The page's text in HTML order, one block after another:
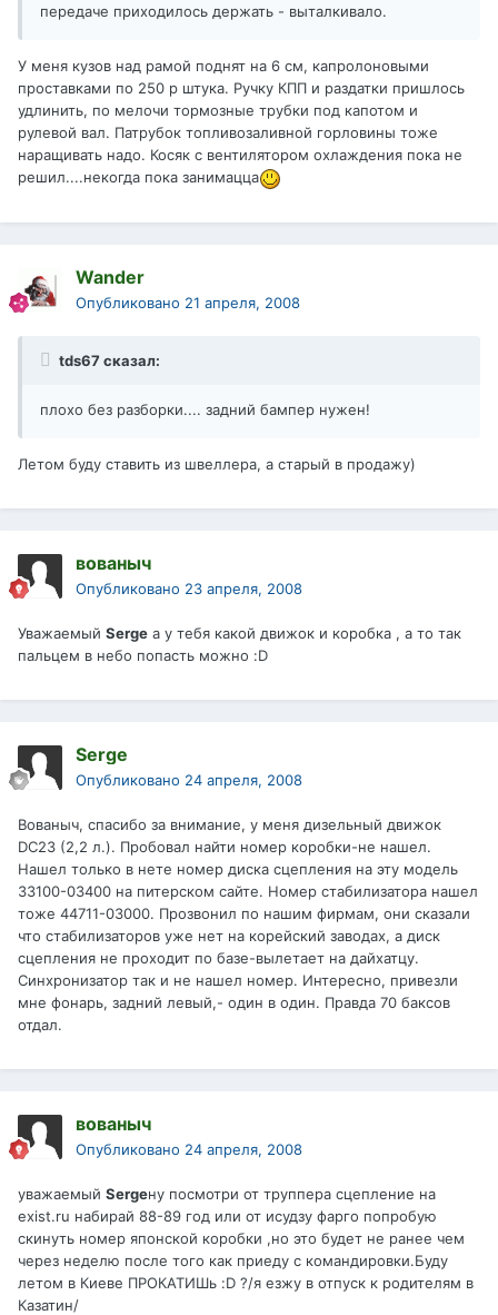
передаче приходилось держать - выталкивало.
У меня кузов над рамой поднят на 6 см, капролоновыми
проставками по 250 р штука. Ручку КПП и раздатки пришлось
удлинить, по мелочи тормозные трубки под капотом и
рулевой вал. Патрубок топливозаливной горловины тоже
наращивать надо. Косяк с вентилятором охлаждения пока не
решил....некогда пока занимацца
Wander
Опубликовано 21 апреля, 2008
tds67 сказал:
плохо без разборки.... задний бампер нужен!
Летом буду ставить из швеллера, а старый в продажу)
вованыч
Опубликовано 23 апреля, 2008
Уважаемый Serge а у тебя какой движок и коробка , а то так
пальцем в небо попасть можно :D
Serge
Опубликовано 24 апреля, 2008
Вованыч, спасибо за внимание, у меня дизельный движок
DC23 (2,2 л.). Пробовал найти номер коробки-не нашел.
Нашел только в нете номер диска сцепления на эту модель
33100-03400 на питерском сайте. Номер стабилизатора нашел
тоже 44711-03000. Прозвонил по нашим фирмам, они сказали
что стабилизаторов уже нет на корейский заводах, а диск
сцепления не проходит по базе-вылетает на дайхатцу.
Синхронизатор так и не нашел номер. Интересно, привезли
мне фонарь, задний левый,- один в один. Правда 70 баксов
отдал.
вованыч
Опубликовано 24 апреля, 2008
уважаемый Sergeну посмотри от труппера сцепление на
exist.ru набирай 88-89 год или от исудзу фарго попробую
скинуть номер японской коробки ,но это будет не ранее чем
через неделю после того как приеду с командировки.Буду
летом в Киеве ПРОКАТИШь :D ?/я езжу в отпуск к родителям в
Казатин/